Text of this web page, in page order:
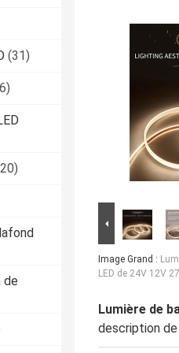
(31)
de
Image Grand :
LED de 24V 12V
Lumière de
description de